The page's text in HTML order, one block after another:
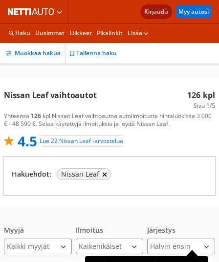
Kirjaudu Myy autosi
Haku Uusimmat Liikkeet Pikalinkit Lisää
Muokkaa hakua Tallenna haku
126 kpl
Sivu 1/5
Nissan Leaf vaihtoautot
Yhteensä 126 kpl Nissan Leaf vaihtoautoa autoilmoitusta hintaluokissa 3 000
€ - 48 590 €. Selaa käytettyjä ilmoituksia ja löydä Nissan Leaf.
4.5 Lue 22 Nissan Leaf -arvostelua
Hakuehdot: Nissan Leaf
Myyjä
Kaikki myyjät
Ilmoitus Järjestys